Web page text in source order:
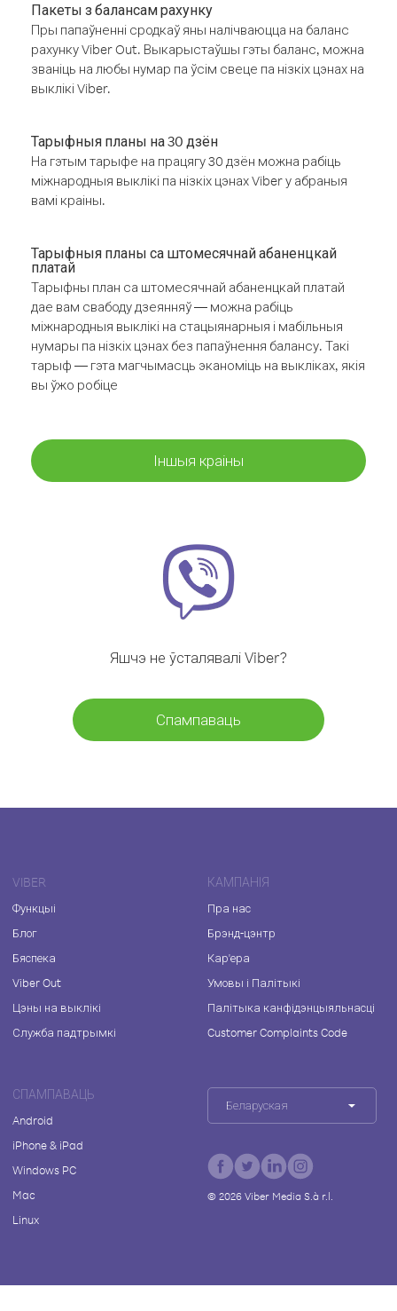
Пакеты з балансам рахунку
Пры папаўненні сродкаў яны налічваюцца на баланс
рахунку Viber Out. Выкарыстаўшы гэты баланс, можна
званіць на любы нумар па ўсім свеце па нізкіх цэнах на
выклікі Viber.
Тарыфныя планы на 30 дзён
На гэтым тарыфе на працягу 30 дзён можна рабіць
міжнародныя выклікі па нізкіх цэнах Viber у абраныя
вамі краіны.
Тарыфныя планы са штомесячнай абаненцкай
платай
Тарыфны план са штомесячнай абаненцкай платай
дае вам свабоду дзеянняў — можна рабіць
міжнародныя выклікі на стацыянарныя і мабільныя
нумары па нізкіх цэнах без папаўнення балансу. Такі
тарыф — гэта магчымасць эканоміць на выкліках, якія
вы ўжо робіце
Іншыя краіны
Яшчэ не ўсталявалі Viber?
Спампаваць
VIBER
Функцыі
Блог
Бяспека
Viber Out
Цэны на выклікі
Служба падтрымкі
КАМПАНІЯ
Пра нас
Брэнд-цэнтр
Кар'ера
Умовы і Палітыкі
Палітыка канфідэнцыяльнасці
Customer Complaints Code
СПАМПАВАЦЬ
Android
iPhone & iPad
Windows PC
Mac
Linux
Беларуская
© 2026Viber Media S.à r.l.